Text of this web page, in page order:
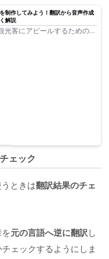
制作してみよう！翻訳から音声作成
解説
光客にアピールするための動
ェック
ときは翻訳結果のチェ
元の言語へ逆に翻訳し
ェックするようにしま